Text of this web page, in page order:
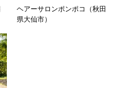
ヘアーサロンポンポコ（秋田
県大仙市）